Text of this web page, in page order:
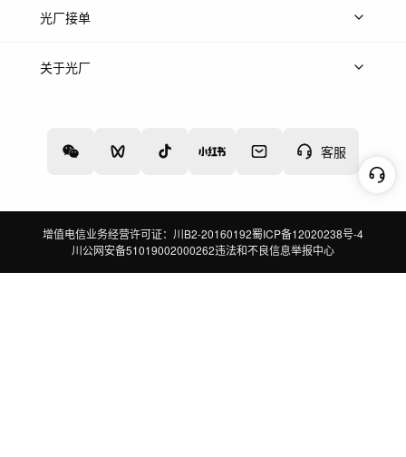
客服
上传案例
光厂接单
上架服务
关于光厂
增值电信业务经营许可证：川B2-20160192蜀ICP备12020238号-4
川公网安备51019002000262违法和不良信息举报中心